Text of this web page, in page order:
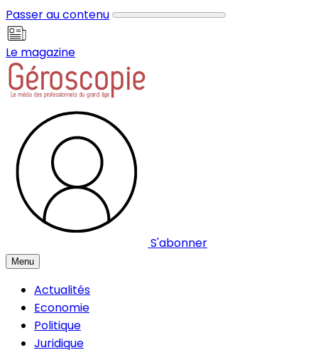
Passer au contenu
Le magazine
S'abonner
Menu
Actualités
Economie
Politique
Juridique
Panneau de gestion des cookies